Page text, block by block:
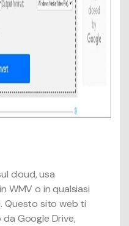
cloud, usa
WMV o in qualsiasi
Questo sito web ti
Google Drive,